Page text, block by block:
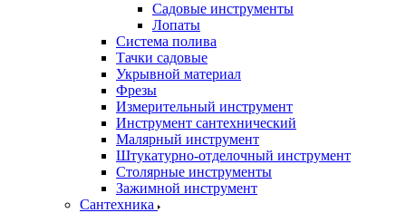
Садовые инструменты
Лопаты
Система полива
Тачки садовые
Укрывной материал
Фрезы
Измерительный инструмент
Инструмент сантехнический
Малярный инструмент
Штукатурно-отделочный инструмент
Cтолярные инструменты
Зажимной инструмент
Сантехника